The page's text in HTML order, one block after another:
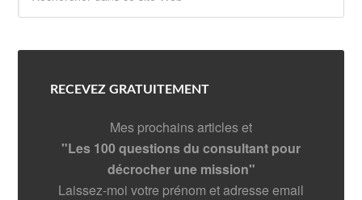
RECEVEZ GRATUITEMENT
Mes prochains articles et
"Les 100 questions du consultant pour
décrocher une mission"
Laissez-moi votre prénom et adresse email